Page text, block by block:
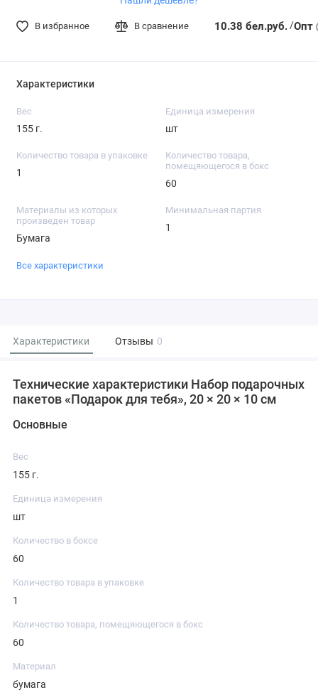
В избранное В сравнение 10.38 бел.руб./Опт
Характеристики
Вес
155 г.
Единица измерения
шт
Количество товара в упаковке
1
Количество товара,
помещяющегося в бокс
60
Материалы из которых
произведен товар
Бумага
Минимальная партия
1
Все характеристики
Характеристики Отзывы 0
Технические характеристики Набор подарочных
пакетов «Подарок для тебя», 20 × 20 × 10 см
Основные
Вес
155 г.
Единица измерения
шт
Количество в боксе
60
Количество товара в упаковке
1
Количество товара, помещяющегося в бокс
60
Материал
бумага